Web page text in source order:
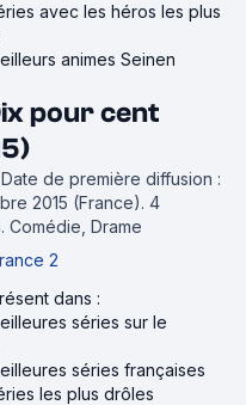
avec les héros les plus
animes Seinen
pour cent
Date de première diffusion :
2015 (France). 4
Comédie, Drame
2
dans :
séries sur le
séries françaises
les plus drôles